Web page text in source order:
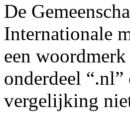
De
Internationale
een
onderdeel
vergelijking